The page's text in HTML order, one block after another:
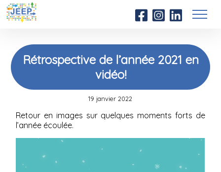
Rétrospective de l’année 2021 en
vidéo!
19 janvier 2022
Retour en images sur quelques moments forts de
l’année écoulée.